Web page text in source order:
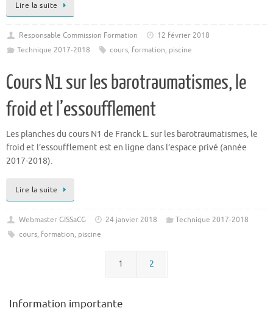
Lire la suite
Responsable Commission Formation
12 février 2018
Technique 2017-2018
cours, formation, piscine
Cours N1 sur les barotraumatismes, le
froid et l’essoufflement
Les planches du cours N1 de Franck L. sur les barotraumatismes, le
froid et l’essoufflement est en ligne dans l’espace privé (année
2017-2018).
Lire la suite
Webmaster GISSaCG 24 janvier 2018
Technique 2017-2018
cours, formation, piscine
1 2
Information importante